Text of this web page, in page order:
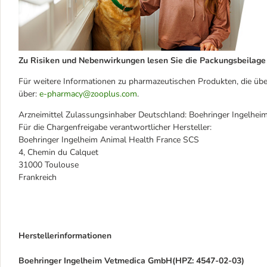
Zu Risiken und Nebenwirkungen lesen Sie die
Für weitere Informationen zu pharmazeutischen Produkten, die
über: e-pharmacy@zooplus.com.
Arzneimittel Zulassungsinhaber Deutschland: Boehringer
Für die Chargenfreigabe verantwortlicher Hersteller:
Boehringer Ingelheim Animal Health France SCS
4, Chemin du Calquet
31000 Toulouse
Frankreich
Herstellerinformationen
Boehringer Ingelheim Vetmedica GmbH(HPZ: 4547-02-03)